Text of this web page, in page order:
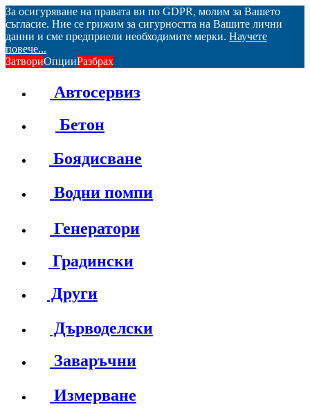
За осигуряване на правата ви по GDPR, молим за Вашето
съгласие. Ние се грижим за сигурността на Вашите лични
данни и сме предприели необходимите мерки. Научете
повече...
ЗатвориОпцииРазбрах
Автосервиз
Бетон
Боядисване
Водни помпи
Генератори
Градински
Други
Дърводелски
Заваръчни
Измерване